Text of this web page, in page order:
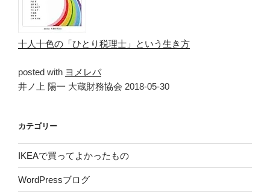
十人十色の「ひとり税理士」という生き方
posted with ヨメレバ
井ノ上 陽一 大蔵財務協会 2018-05-30
カテゴリー
IKEAで買ってよかったもの
WordPressブログ